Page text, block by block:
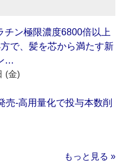
チン極限濃度6800倍以上
で、髪を芯から満たす新
…
(金)
売‐高用量化で投与本数削
もっと見る »